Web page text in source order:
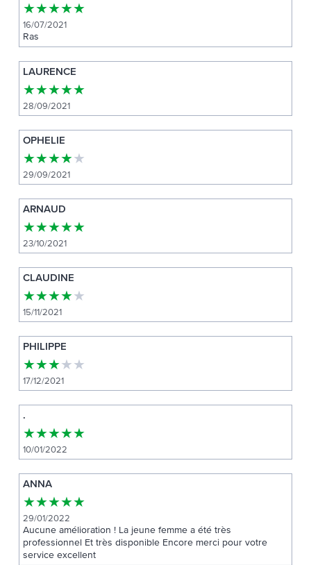
★★★★★
16/07/2021
Ras
LAURENCE
★★★★★
28/09/2021
OPHELIE
★★★★★
29/09/2021
ARNAUD
★★★★★
23/10/2021
CLAUDINE
★★★★★
15/11/2021
PHILIPPE
★★★★★
17/12/2021
.
★★★★★
10/01/2022
ANNA
★★★★★
29/01/2022
Aucune amélioration ! La jeune femme a été très
professionnel Et très disponible Encore merci pour votre
service excellent